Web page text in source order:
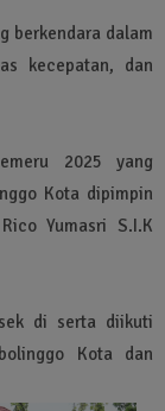
berkendara dalam
kecepatan, dan
2025 yang
Kota dipimpin
Yumasri S.I.K
di serta diikuti
Kota dan